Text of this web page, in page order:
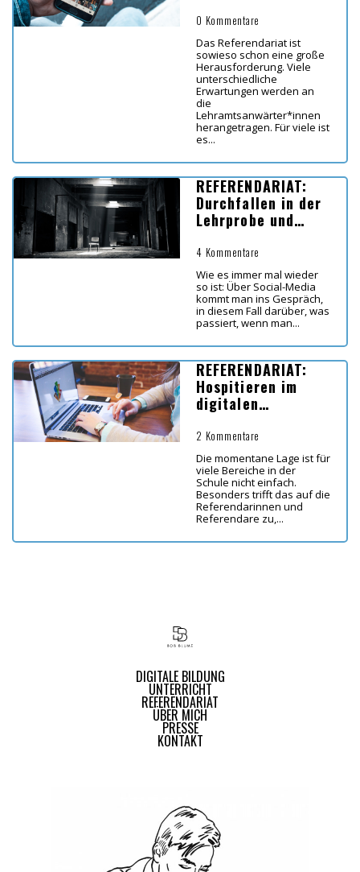
0 Kommentare
Das Referendariat ist
sowieso schon eine große
Herausforderung. Viele
unterschiedliche
Erwartungen werden an
die
Lehramtsanwärter*innen
herangetragen. Für viele ist
es...
REFERENDARIAT:
Durchfallen in der
Lehrprobe und
4 Kommentare
Wie es immer mal wieder
so ist: Über Social-Media
kommt man ins Gespräch,
in diesem Fall darüber, was
passiert, wenn man...
REFERENDARIAT:
Hospitieren im
digitalen
2 Kommentare
Die momentane Lage ist für
viele Bereiche in der
Schule nicht einfach.
Besonders trifft das auf die
Referendarinnen und
Referendare zu,...
DIGITALE BILDUNG
UNTERRICHT
REFERENDARIAT
ÜBER MICH
PRESSE
KONTAKT